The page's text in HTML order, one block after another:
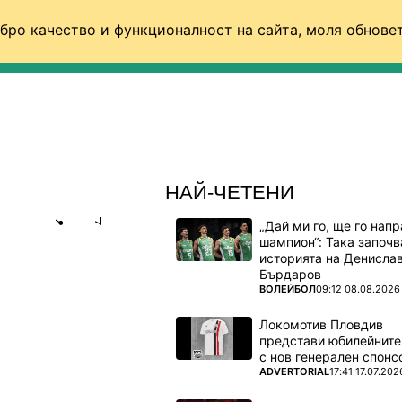
качество и функционалност на сайта, моля
НАЙ-ЧЕТЕНИ
„Дай ми го, ще го
шампион“: Така
историята на Денислав
Бърдаров
ПОВЕЧЕ ОТ
ВОЛЕЙБОЛ09:12 08.08.2026
Локомотив Пловдив
представи
с нов генерален
ПОВЕЧЕ ОТ
ADVERTORIAL17:41